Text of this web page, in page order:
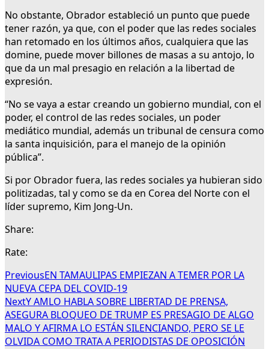
No obstante, Obrador estableció un punto que puede
tener razón, ya que, con el poder que las redes sociales
han retomado en los últimos años, cualquiera que las
domine, puede mover billones de masas a su antojo, lo
que da un mal presagio en relación a la libertad de
expresión.
“No se vaya a estar creando un gobierno mundial, con el
poder, el control de las redes sociales, un poder
mediático mundial, además un tribunal de censura como
la santa inquisición, para el manejo de la opinión
pública”.
Si por Obrador fuera, las redes sociales ya hubieran sido
politizadas, tal y como se da en Corea del Norte con el
líder supremo, Kim Jong-Un.
Share:
Rate:
PreviousEN TAMAULIPAS EMPIEZAN A TEMER POR LA
NUEVA CEPA DEL COVID-19
NextY AMLO HABLA SOBRE LIBERTAD DE PRENSA,
ASEGURA BLOQUEO DE TRUMP ES PRESAGIO DE ALGO
MALO Y AFIRMA LO ESTÁN SILENCIANDO, PERO SE LE
OLVIDA COMO TRATA A PERIODISTAS DE OPOSICIÓN